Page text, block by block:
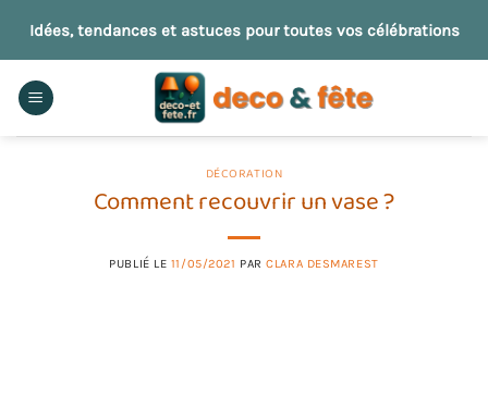
contenu
Idées, tendances et astuces pour toutes vos célébrations
DÉCORATION
Comment recouvrir un vase ?
PUBLIÉ LE 11/05/2021 PARCLARA DESMAREST